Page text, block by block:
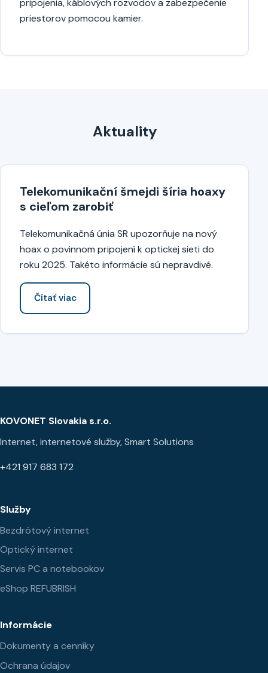
priestorov pomocou kamier.
Aktuality
Telekomunikační šmejdi šíria hoaxy
s cieľom zarobiť
Telekomunikačná únia SR upozorňuje na nový
hoax o povinnom pripojení k optickej sieti do
roku 2025. Takéto informácie sú nepravdivé.
Čítať viac
KOVONET Slovakia s.r.o.
Internet, internetové služby, Smart Solutions
+421 917 683 172
Služby
Bezdrôtový internet
Optický internet
Servis PC a notebookov
eShop REFUBRISH
Informácie
Dokumenty a cenníky
Ochrana údajov